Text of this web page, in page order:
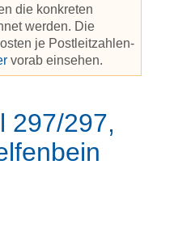
die konkreten
werden. Die
je Postleitzahlen-
vorab einsehen.
297/297,